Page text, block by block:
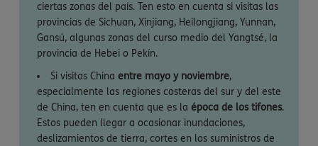
ciertas zonas del país. Ten esto en cuenta si visitas las
provincias de Sichuan, Xinjiang, Heilongjiang, Yunnan,
Gansú, algunas zonas del curso medio del Yangtsé, la
provincia de Hebei o Pekín.
Si visitas China entre mayo y noviembre,
especialmente las regiones costeras del sur y del este
de China, ten en cuenta que es la época de los tifones.
Estos pueden llegar a ocasionar inundaciones,
deslizamientos de tierra, cortes en los suministros de